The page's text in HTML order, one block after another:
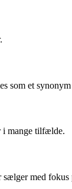
som et
i mange tilfælde.
med